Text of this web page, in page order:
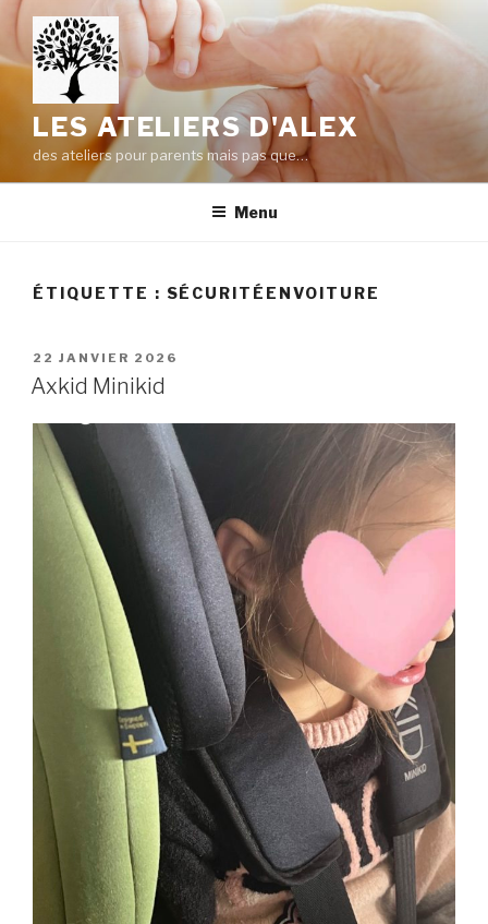
Aller
contenu
LES ATELIERS D'ALEX
des ateliers pour parents mais pas que…
Menu
ÉTIQUETTE : SÉCURITÉENVOITURE
PUBLIÉ
LE
22 JANVIER 2026
Axkid Minikid